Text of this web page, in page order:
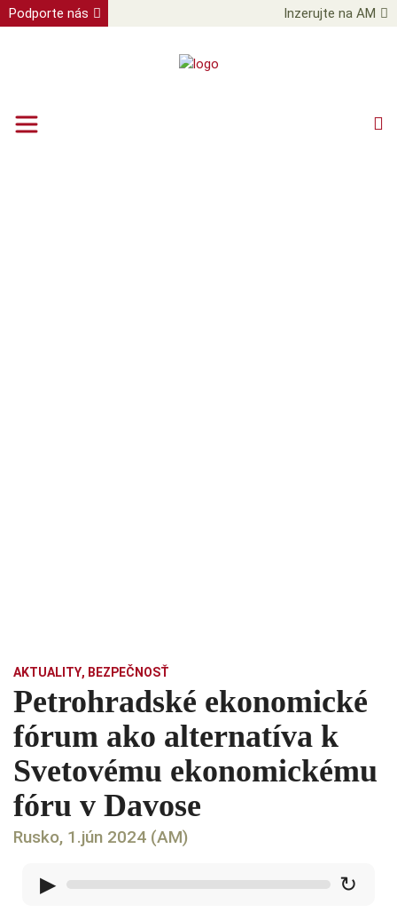
Podporte nás Inzerujte na AM
AKTUALITY, BEZPEČNOSŤ
Petrohradské ekonomické
fórum ako alternatíva k
Svetovému ekonomickému
fóru v Davose
Rusko, 1.jún 2024 (AM)
▶ ↻